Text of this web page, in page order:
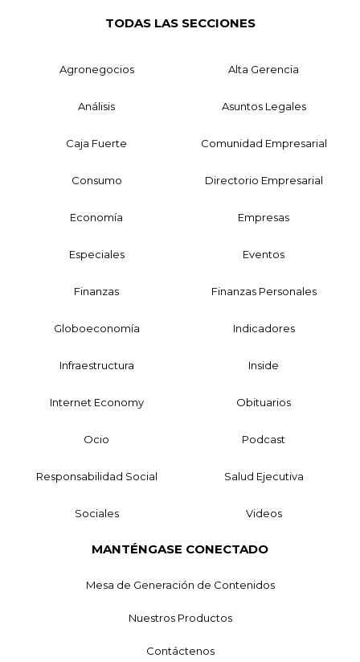
TODAS LAS SECCIONES
Agronegocios Alta Gerencia
Análisis Asuntos Legales
Caja Fuerte Comunidad Empresarial
Consumo Directorio Empresarial
Economía Empresas
Especiales Eventos
Finanzas Finanzas Personales
Globoeconomía Indicadores
Infraestructura Inside
Internet Economy Obituarios
Ocio Podcast
Responsabilidad Social Salud Ejecutiva
Sociales Videos
MANTÉNGASE CONECTADO
Mesa de Generación de Contenidos
Nuestros Productos
Contáctenos